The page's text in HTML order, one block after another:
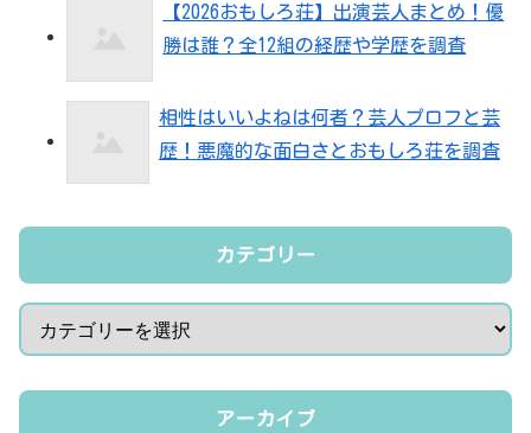
【2026おもしろ荘】出演芸人まとめ！優
勝は誰？全12組の経歴や学歴を調査
相性はいいよねは何者？芸人プロフと芸
歴！悪魔的な面白さとおもしろ荘を調査
カテゴリー
アーカイブ